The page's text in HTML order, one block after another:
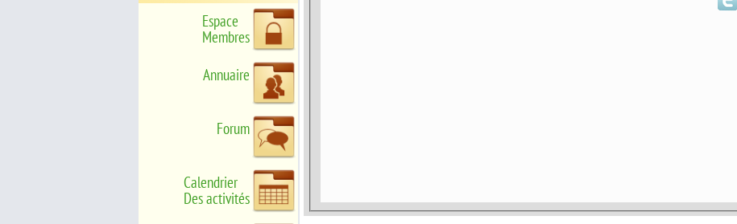
Espace
Membres
Annuaire
Forum
Calendrier
Des activités